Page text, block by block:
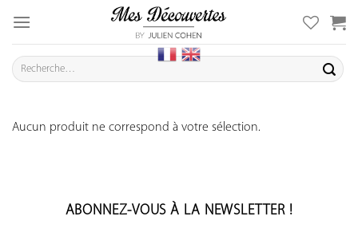
content
Recherche
pour :
Aucun produit ne correspond à votre sélection.
ABONNEZ-VOUS À LA NEWSLETTER !